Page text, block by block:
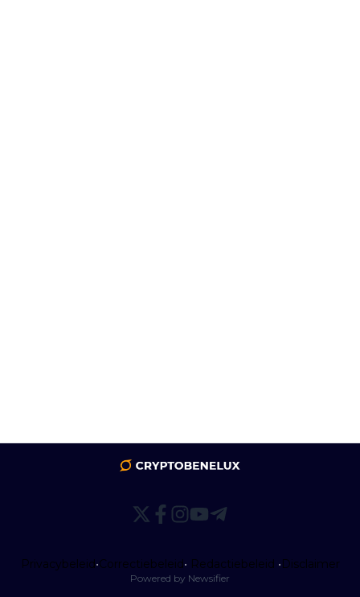
Privacybeleid•Correctiebeleid• Redactiebeleid •Disclaimer
Powered by Newsifier